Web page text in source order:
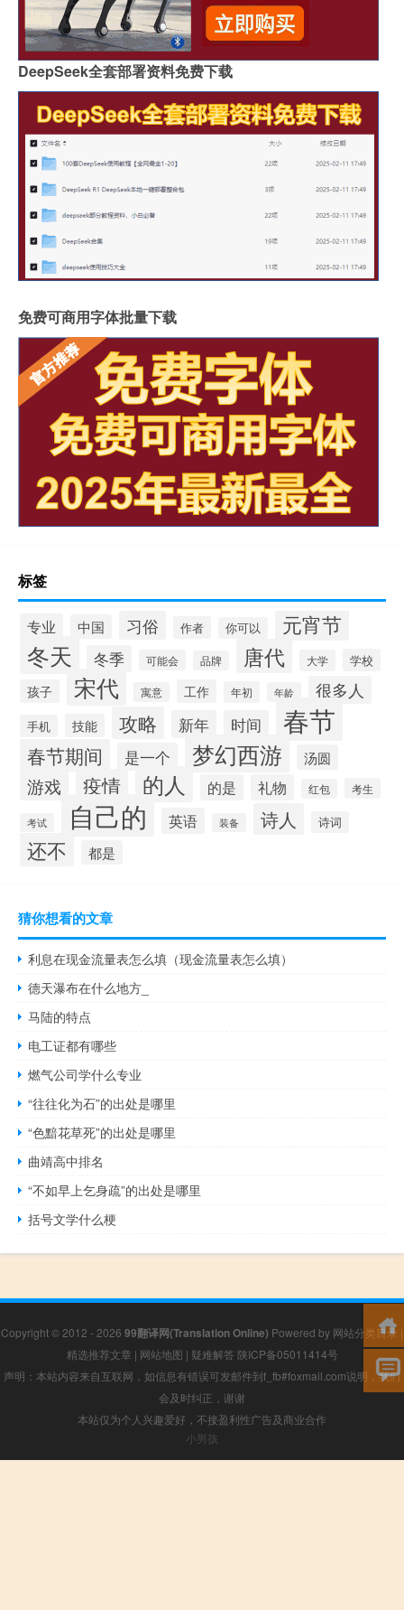
DeepSeek全套部署资料免费下载
免费可商用字体批量下载
标签
专业 中国 习俗 作者 你可以 元宵节
冬天 冬季 可能会 品牌 唐代 大学 学校
孩子 宋代 寓意 工作 年初 年龄 很多人
手机 技能 攻略 新年 时间 春节
春节期间 是一个 梦幻西游 汤圆
游戏 疫情 的人 的是 礼物 红包 考生
考试 自己的 英语 装备 诗人 诗词
还不 都是
猜你想看的文章
利息在现金流量表怎么填（现金流量表怎么填）
德天瀑布在什么地方_
马陆的特点
电工证都有哪些
燃气公司学什么专业
“往往化为石”的出处是哪里
“色黯花草死”的出处是哪里
曲靖高中排名
“不如早上乞身疏”的出处是哪里
括号文学什么梗
Copyright © 2012 - 2026 99翻译网(Translation Online) Powered by 网站分类目录 |
精选推荐文章 | 网站地图 | 疑难解答 陕ICP备05011414号
声明：本站内容来自互联网，如信息有错误可发邮件到f_fb#foxmail.com说明，我们
会及时纠正，谢谢
本站仅为个人兴趣爱好，不接盈利性广告及商业合作
小男孩